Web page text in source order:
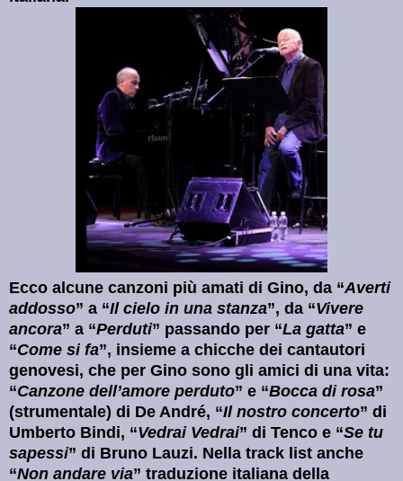
Ecco alcune canzoni più amati di Gino, da “Averti
addosso” a “Il cielo in una stanza”, da “Vivere
ancora” a “Perduti” passando per “La gatta” e
“Come si fa”, insieme a chicche dei cantautori
genovesi, che per Gino sono gli amici di una vita:
“Canzone dell’amore perduto” e “Bocca di rosa”
(strumentale) di De André, “Il nostro concerto” di
Umberto Bindi, “Vedrai Vedrai” di Tenco e “Se tu
sapessi” di Bruno Lauzi. Nella track list anche
“Non andare via” traduzione italiana della